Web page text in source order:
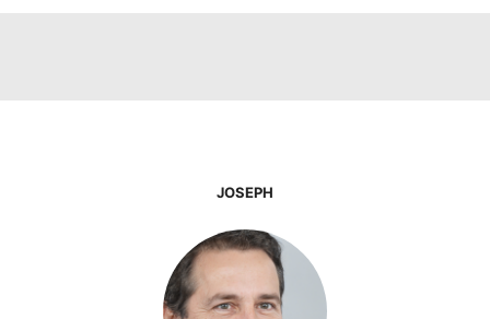
JOSEPH